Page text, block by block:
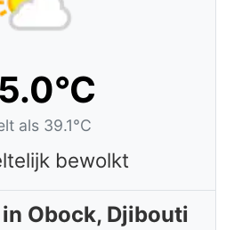
als 39.1°C
bewolkt
Obock, Djibouti